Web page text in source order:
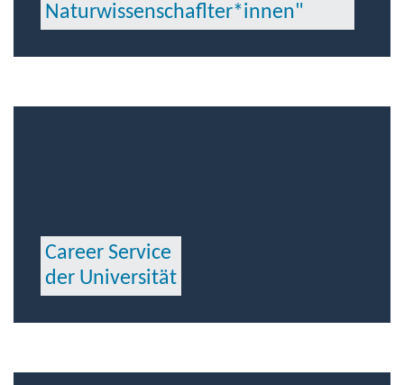
Naturwissenschaflter*innen"
Career Service
der Universität